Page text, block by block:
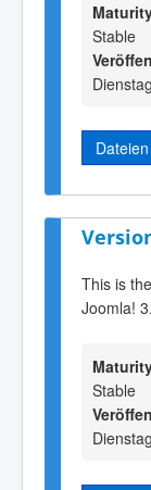
Stable
This is
Joomla!
Stable